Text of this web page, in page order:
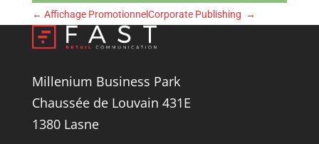
← Affichage PromotionnelCorporate Publishing →
Millenium Business Park
Chaussée de Louvain 431E
1380 Lasne